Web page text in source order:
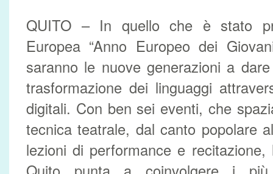
QUITO – In quello che è stato
Europea “Anno Europeo dei
saranno le nuove generazioni a
trasformazione dei linguaggi
digitali. Con ben sei eventi, che
tecnica teatrale, dal canto popolare
lezioni di performance e recitazione,